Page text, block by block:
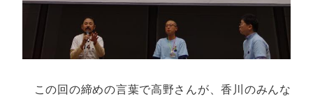
この回の締めの言葉で高野さんが、香川のみんな